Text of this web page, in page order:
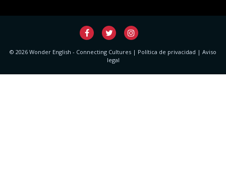
© 2026 Wonder English - Connecting Cultures | Política de privacidad | Aviso
legal